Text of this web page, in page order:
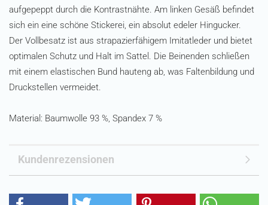
aufgepeppt durch die Kontrastnähte. Am linken Gesäß befindet
sich ein eine schöne Stickerei, ein absolut edeler Hingucker.
Der Vollbesatz ist aus strapazierfähigem Imitatleder und bietet
optimalen Schutz und Halt im Sattel. Die Beinenden schließen
mit einem elastischen Bund hauteng ab, was Faltenbildung und
Druckstellen vermeidet.
Material: Baumwolle 93 %, Spandex 7 %
Kundenrezensionen